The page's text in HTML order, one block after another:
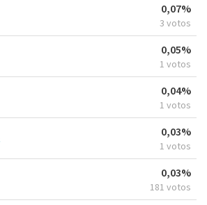
0,07%
3 votos
0,05%
1 votos
0,04%
1 votos
0,03%
1 votos
0,03%
181 votos